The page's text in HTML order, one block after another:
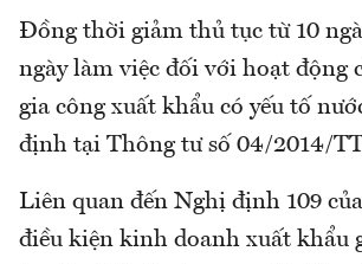
Đồng thời giảm thủ tục từ 10
ngày làm việc đối với hoạt động
gia công xuất khẩu có yếu tố
định tại Thông tư số 04/2014/
Liên quan đến Nghị định 109
điều kiện kinh doanh xuất khẩu